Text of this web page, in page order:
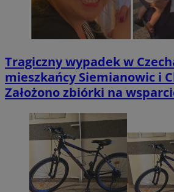
Tragiczny wypadek w
mieszkańcy Siemianowic i
Założono zbiórki na